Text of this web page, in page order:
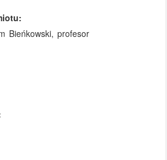
Bieńkowski, profesor